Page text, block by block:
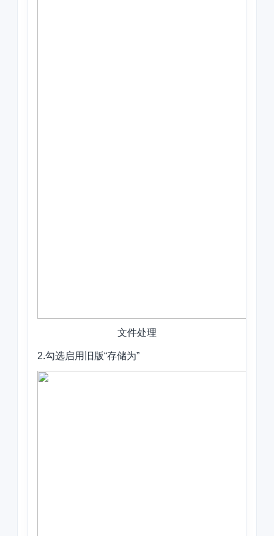
文件处理
2.勾选启用旧版“存储为”